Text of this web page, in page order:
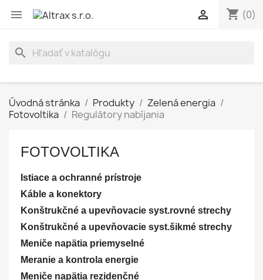
 shopping_cart (0)

search
Úvodná stránka Produkty
Zelená energia
Fotovoltika
Regulátory nabíjania
FOTOVOLTIKA
Istiace a ochranné prístroje
Káble a konektory
Konštrukčné a upevňovacie syst.rovné strechy
Konštrukčné a upevňovacie syst.šikmé strechy
Meniče napätia priemyselné
Meranie a kontrola energie
Meniče napätia rezidenčné